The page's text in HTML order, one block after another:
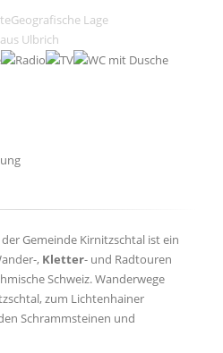
Geografische Lage
Ulbrich
Gemeinde Kirnitzschtal ist ein
, Kletter- und Radtouren
Schweiz. Wanderwege
zum Lichtenhainer
Schrammsteinen und